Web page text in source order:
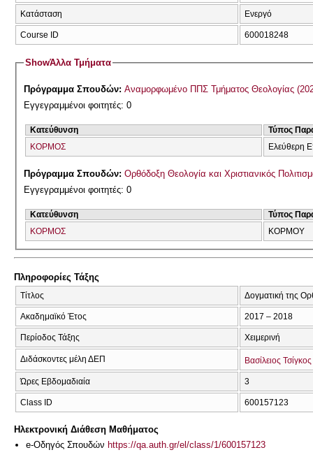
Κατάσταση Ενεργό
Course ID 600018248
ShowΆλλα Τμήματα
Πρόγραμμα Σπουδών:
Αναμορφωμένο
Εγγεγραμμένοι φοιτητές: 0
Κατεύθυνση
Τύπος
ΚΟΡΜΟΣ
Ελεύθερη
Πρόγραμμα Σπουδών:Ορθόδοξη Θεολογία και Χριστιανικός
Εγγεγραμμένοι φοιτητές: 0
Κατεύθυνση
Τύπος
ΚΟΡΜΟΣ
ΚΟΡΜΟΥ
Πληροφορίες Τάξης
Τίτλος Δογματική της
Ακαδημαϊκό Έτος 2017 – 2018
Περίοδος Τάξης Χειμερινή
Διδάσκοντες μέλη ΔΕΠ Βασίλειος Τσίγκος
Ώρες Εβδομαδιαία 3
Class ID 600157123
Ηλεκτρονική Διάθεση Μαθήματος
e-Οδηγός Σπουδών https://qa.auth.gr/el/class/1/600157123